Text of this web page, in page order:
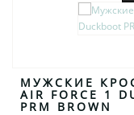
МУЖСКИЕ
AIR FORCE 1
PRM BROWN